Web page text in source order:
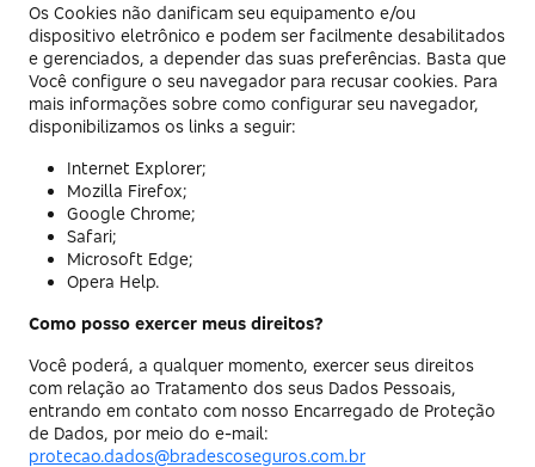
Os Cookies não danificam seu equipamento e/ou
dispositivo eletrônico e podem ser facilmente desabilitados
e gerenciados, a depender das suas preferências. Basta que
Você configure o seu navegador para recusar cookies. Para
mais informações sobre como configurar seu navegador,
disponibilizamos os links a seguir:
Internet Explorer;
Mozilla Firefox;
Google Chrome;
Safari;
Microsoft Edge;
Opera Help.
Como posso exercer meus direitos?
Você poderá, a qualquer momento, exercer seus direitos
com relação ao Tratamento dos seus Dados Pessoais,
entrando em contato com nosso Encarregado de Proteção
de Dados, por meio do e-mail:
protecao.dados@bradescoseguros.com.br